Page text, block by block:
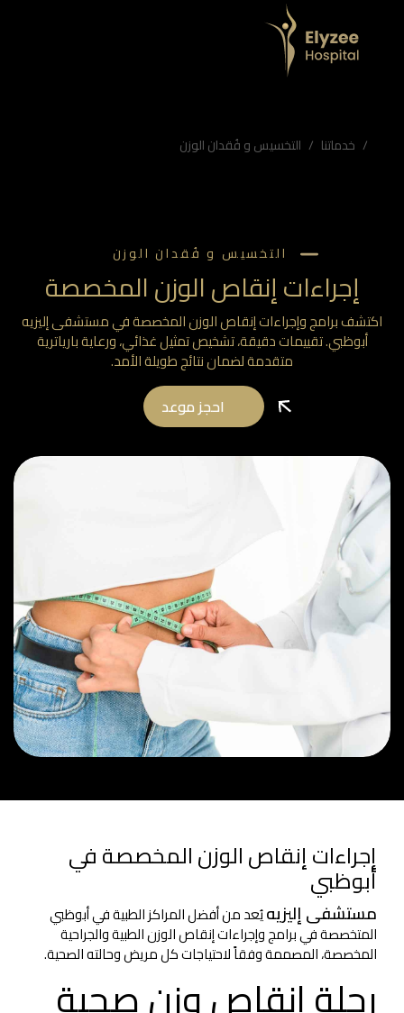
خدماتنا التخسيس و فُقدان الوزن
التخسيس و فُقدان الوزن
إجراءات إنقاص الوزن المخصصة
برامج وإجراءات إنقاص الوزن المخصصة في مستشفى إليزيه
أبوظبي. تقييمات دقيقة، تشخيص تمثيل غذائي، ورعاية بارياترية
متقدمة لضمان نتائج طويلة الأمد.
احجز موعد
إجراءات إنقاص الوزن المخصصة في
أبوظبي
مستشفى إليزيهيُعد من أفضل المراكز الطبية في أبوظبي
المتخصصة في برامج وإجراءات إنقاص الوزن الطبية والجراحية
المخصصة، المصممة وفقاً لاحتياجات كل مريض وحالته الصحية.
رحلة إنقاص وزن صحية